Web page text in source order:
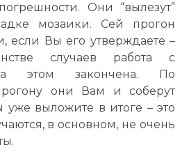
Они “вылезут”
мозаики. Сей прогон
если Вы его утверждаете –
случаев работа с
этом закончена. По
они Вам и соберут
уже выложите в итоге – это
в основном, не очень